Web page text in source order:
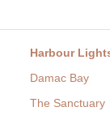
Harbour
Damac Bay
The Sanctuary